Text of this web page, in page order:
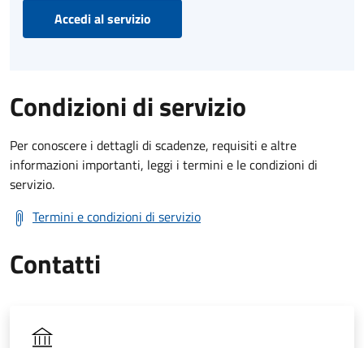
Accedi al servizio
Condizioni di servizio
Per conoscere i dettagli di scadenze, requisiti e altre
informazioni importanti, leggi i termini e le condizioni di
servizio.
Termini e condizioni di servizio
Contatti